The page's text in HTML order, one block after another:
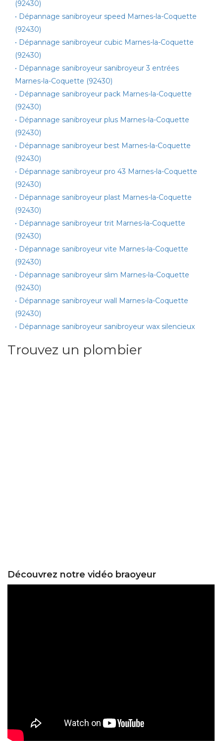
(92430)
• Dépannage sanibroyeur speed Marnes-la-Coquette
(92430)
• Dépannage sanibroyeur cubic Marnes-la-Coquette
(92430)
• Dépannage sanibroyeur sanibroyeur 3 entrées
Marnes-la-Coquette (92430)
• Dépannage sanibroyeur pack Marnes-la-Coquette
(92430)
• Dépannage sanibroyeur plus Marnes-la-Coquette
(92430)
• Dépannage sanibroyeur best Marnes-la-Coquette
(92430)
• Dépannage sanibroyeur pro 43 Marnes-la-Coquette
(92430)
• Dépannage sanibroyeur plast Marnes-la-Coquette
(92430)
• Dépannage sanibroyeur trit Marnes-la-Coquette
(92430)
• Dépannage sanibroyeur vite Marnes-la-Coquette
(92430)
• Dépannage sanibroyeur slim Marnes-la-Coquette
(92430)
• Dépannage sanibroyeur wall Marnes-la-Coquette
(92430)
• Dépannage sanibroyeur sanibroyeur wax silencieux
Trouvez un plombier
Découvrez notre vidéo braoyeur